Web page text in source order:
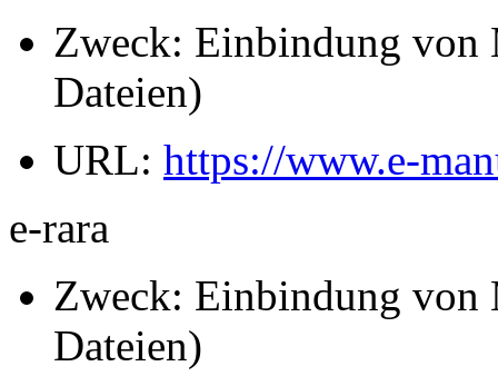
Zweck: Einbindung
Dateien)
URL: https://www.e-
e-rara
Zweck: Einbindung
Dateien)